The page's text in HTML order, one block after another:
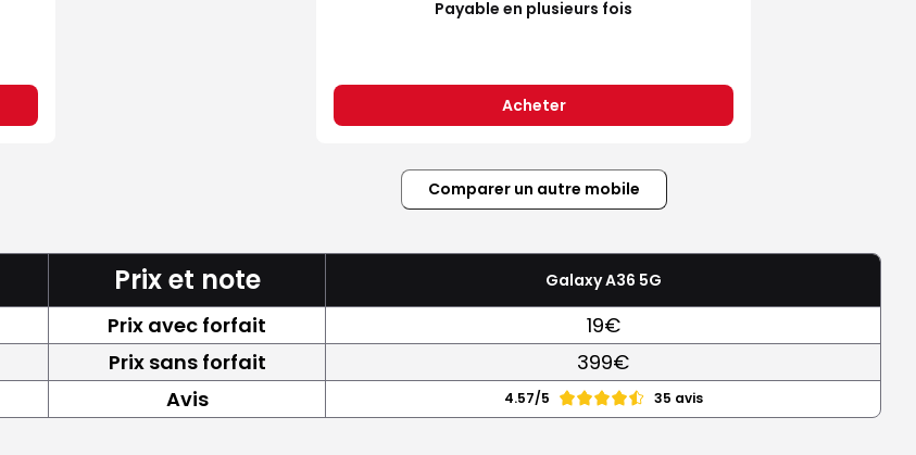
Payable en plusieurs fois
Acheter
Comparer un autre mobile
Prix et note Galaxy A36 5G
Prix avec forfait
19€
Prix sans forfait 399€
Avis 4.57/5 35 avis